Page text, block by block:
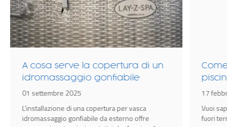
A cosa serve la copertura di un
idromassaggio gonfiabile
01 settembre 2025
L’installazione di una copertura per vasca
idromassaggio gonfiabile da esterno offre
17
Vuoi
fuori